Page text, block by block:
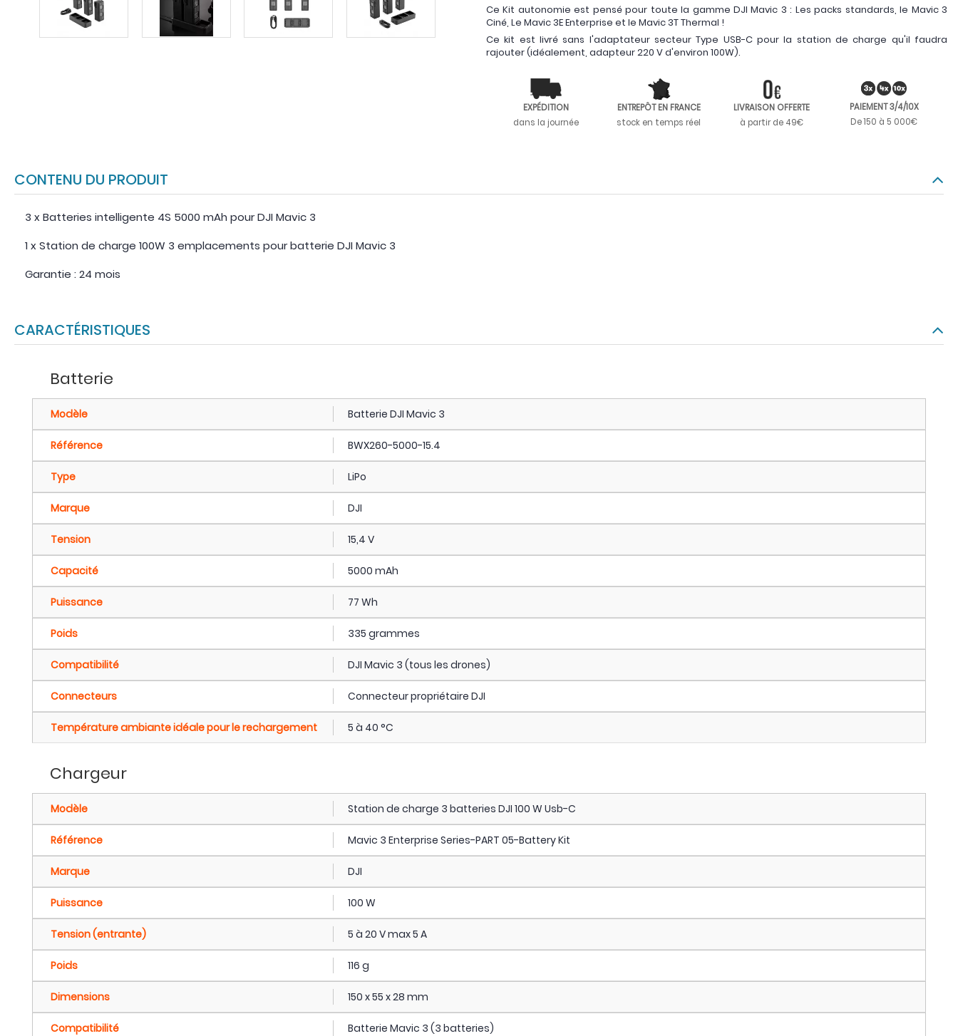
Ce Kit autonomie est pensé pour toute la gamme DJI Mavic 3 : Les packs standards, le Mavic 3
Ciné, Le Mavic 3E Enterprise et le Mavic 3T Thermal !
Ce kit est livré sans l'adaptateur secteur Type USB-C pour la station de charge qu'il faudra
rajouter (idéalement, adapteur 220 V d'environ 100W).
EXPÉDITION
dans la journée
ENTREPÔT EN FRANCE
stock en temps réel
LIVRAISON OFFERTE
à partir de 49€
PAIEMENT 3/4/10X
De 150 à 5 000€
CONTENU DU PRODUIT
3 x Batteries intelligente 4S 5000 mAh pour DJI Mavic 3
1 x Station de charge 100W 3 emplacements pour batterie DJI Mavic 3
Garantie : 24 mois
CARACTÉRISTIQUES
Batterie
Modèle Batterie DJI Mavic 3
Référence BWX260-5000-15.4
Type LiPo
Marque DJI
Tension 15,4 V
Capacité 5000 mAh
Puissance 77 Wh
Poids 335 grammes
Compatibilité DJI Mavic 3 (tous les drones)
Connecteurs Connecteur propriétaire DJI
Température ambiante idéale pour le rechargement 5 à 40 °C
Chargeur
Modèle Station de charge 3 batteries DJI 100 W Usb-C
Référence Mavic 3 Enterprise Series-PART 05-Battery Kit
Marque DJI
Puissance 100 W
Tension (entrante) 5 à 20 V max 5 A
Poids 116 g
Dimensions 150 x 55 x 28 mm
Compatibilité Batterie Mavic 3 (3 batteries)